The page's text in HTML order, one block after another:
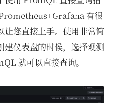
有很
让您直接上手。使用非常简
建仪表盘的时候，选择观测
就可以直接查询。